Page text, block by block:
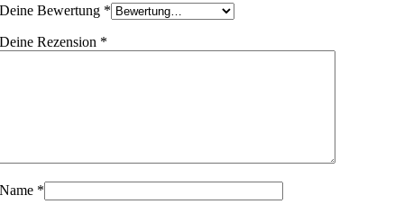
Deine Bewertung *
Deine Rezension *
Name *